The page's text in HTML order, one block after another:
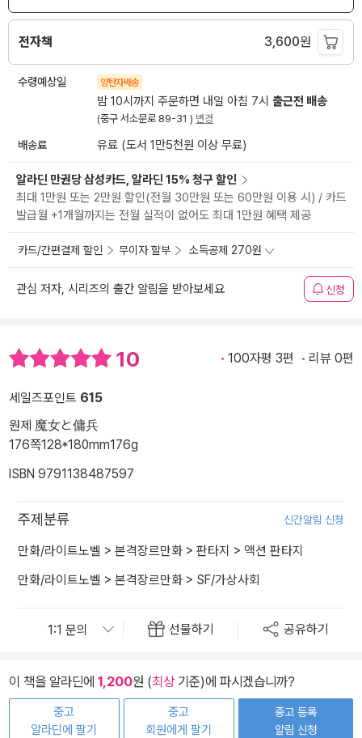
전자책 3,600원
수령예상일 양탄자배송
밤 10시까지 주문하면 내일 아침 7시 출근전 배송
(중구 서소문로 89-31 ) 변경
배송료 유료 (도서 1만5천원 이상 무료)
알라딘 만권당 삼성카드, 알라딘 15% 청구 할인
최대 1만원 또는 2만원 할인(전월 30만원 또는 60만원 이용 시) / 카드
발급월 +1개월까지는 전월 실적이 없어도 최대 1만원 혜택 제공
카드/간편결제 할인 무이자 할부 소득공제 270원
관심 저자, 시리즈의 출간 알림을 받아보세요 신청
10 100자평 3편 리뷰 0편
세일즈포인트 615
원제 魔女と傭兵
176쪽128*180mm176g
ISBN 9791138487597
주제분류 신간알림 신청
만화/라이트노벨 > 본격장르만화 > 판타지 > 액션 판타지
만화/라이트노벨 > 본격장르만화 > SF/가상사회
선물하기 공유하기
이 책을 알라딘에 1,200원 (최상기준)에 파시겠습니까?
중고
알라딘에 팔기
중고
회원에게 팔기
중고 등록
알림 신청